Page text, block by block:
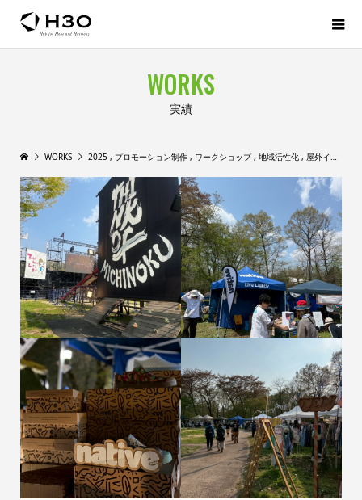
WORKS
実績
WORKS 2025 , プロモーション制作 , ワークショップ , 地域活性化 , 屋外イベント